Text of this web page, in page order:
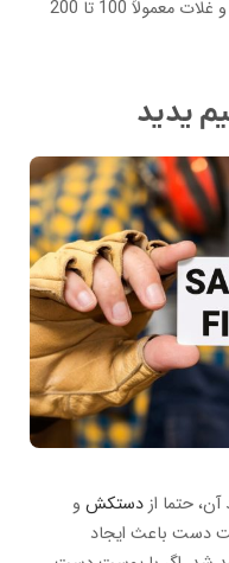
اضافه شده به برخی از غذاهای دریایی و غلات معمولاً 100 تا 200
یدید
حتما ازدستکش و
دست باعث ایجاد